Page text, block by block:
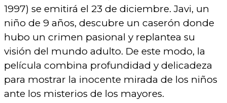
1997) se emitirá el 23 de diciembre. Javi, un
niño de 9 años, descubre un caserón donde
hubo un crimen pasional y replantea su
visión del mundo adulto. De este modo, la
película combina profundidad y delicadeza
para mostrar la inocente mirada de los niños
ante los misterios de los mayores.